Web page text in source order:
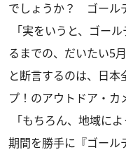
でしょうか？ ゴール
「実をいうと、ゴー
るまでの、だいたい5
と断言するのは、日
プ！のアウトドア・カ
「もちろん、地域に
期間を勝手に『ゴール